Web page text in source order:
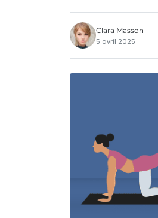
Clara Masson
5 avril 2025